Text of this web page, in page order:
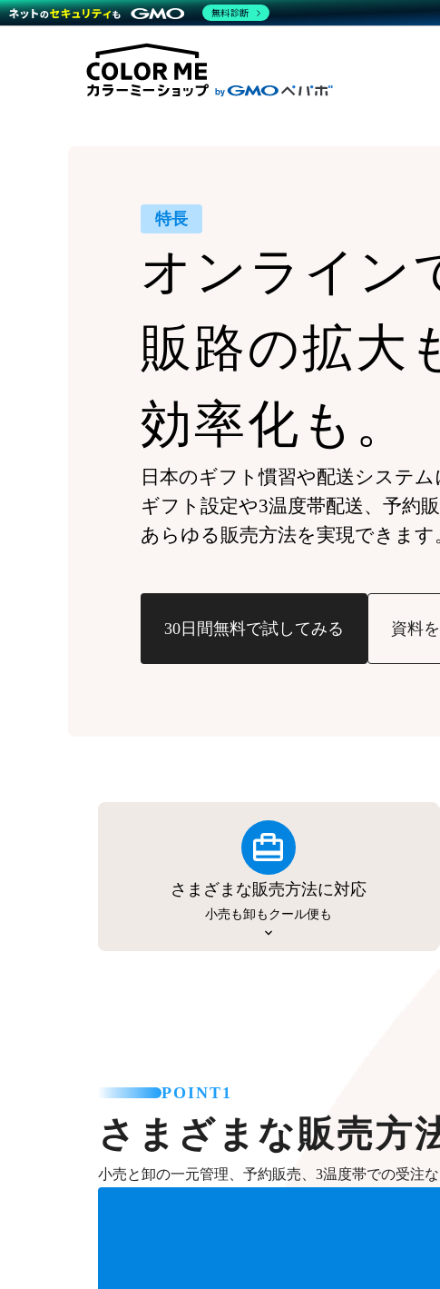
商材一覧を見る
機能一覧を見る
モバイル
複数店舗
料金
プラン・料金一覧を見る
事例
運営サポート
サポート一覧を見る
特長
オンライン
販路の拡大
効率化も。
日本のギフト慣習や配送システム
ギフト設定や3温度帯配送、予約販
あらゆる販売方法を実現できます
30日間無料で試してみる 資料
さまざまな販売方法に対応
小売も卸もクール便も
POINT1
さまざまな販売方
小売と卸の一元管理、予約販売、3温度帯での受注
無料診断